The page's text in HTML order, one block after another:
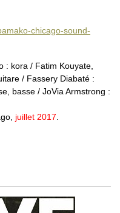
chicago-sound-
: kora / Fatim Kouyate,
/ Fassery Diabaté :
basse / JoVia Armstrong :
juillet 2017